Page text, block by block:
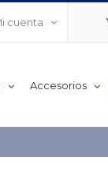
cuenta
Accesorios